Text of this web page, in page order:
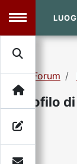
MENU
Search
Forum
Profilo di